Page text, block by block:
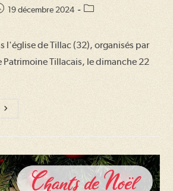
19 décembre 2024
Post
l'église de Tillac (32), organisés par
Tillacais, le dimanche 22
Chants